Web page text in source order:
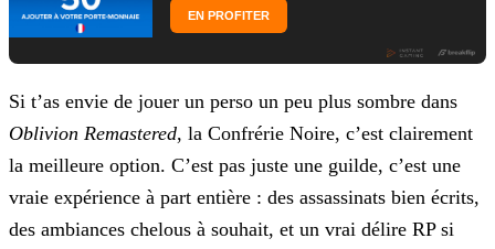
EN PROFITER
Si t’as envie de jouer un perso un peu plus sombre dans
Oblivion Remastered, la Confrérie Noire, c’est clairement
la meilleure option. C’est pas juste une guilde, c’est une
vraie expérience à part entière : des assassinats bien écrits,
des ambiances chelous à souhait, et un vrai délire RP si